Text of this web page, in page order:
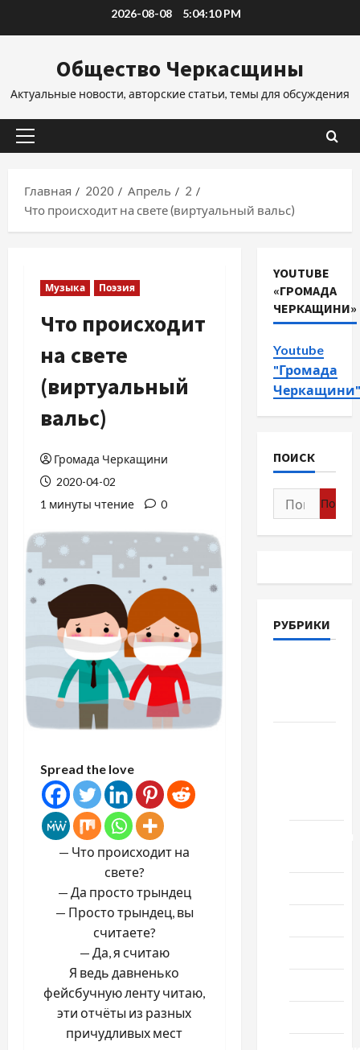
2026-08-08 5:04:11 PM
Общество Черкасщины
Актуальные новости, авторские статьи, темы для обсуждения
Основное
Главная
2020 Апрель
2
Что происходит на свете (виртуальный вальс)
Музыка Поэзия
Что происходит
на свете
(виртуальный
вальс)
Громада Черкащини
2020-04-02
1 минуты чтение
0
Spread the love
— Что происходит на
свете?
— Да просто трындец
— Просто трындец, вы
считаете?
— Да, я считаю
Я ведь давненько
фейсбучную ленту читаю,
эти отчёты из разных
причудливых мест
YOUTUBE
«ГРОМАДА
ЧЕРКАЩИНИ»
Youtube
"Громада
Черкащини"
ПОИСК
Найти:
РУБРИКИ